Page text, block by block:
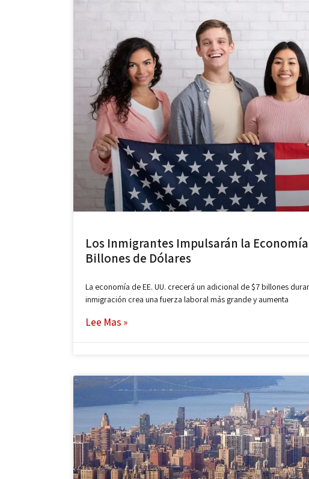
Los Inmigrantes Impulsarán la
Billones de Dólares
La economía de EE. UU. crecerá un adicional de $7 billones
inmigración crea una fuerza laboral más grande y aumenta
Lee Mas »